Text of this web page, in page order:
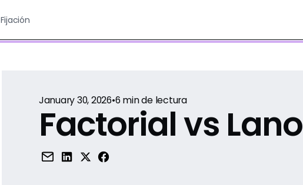
Fijación
January 30, 2026•6 min de lectura
Factorial vs Lano